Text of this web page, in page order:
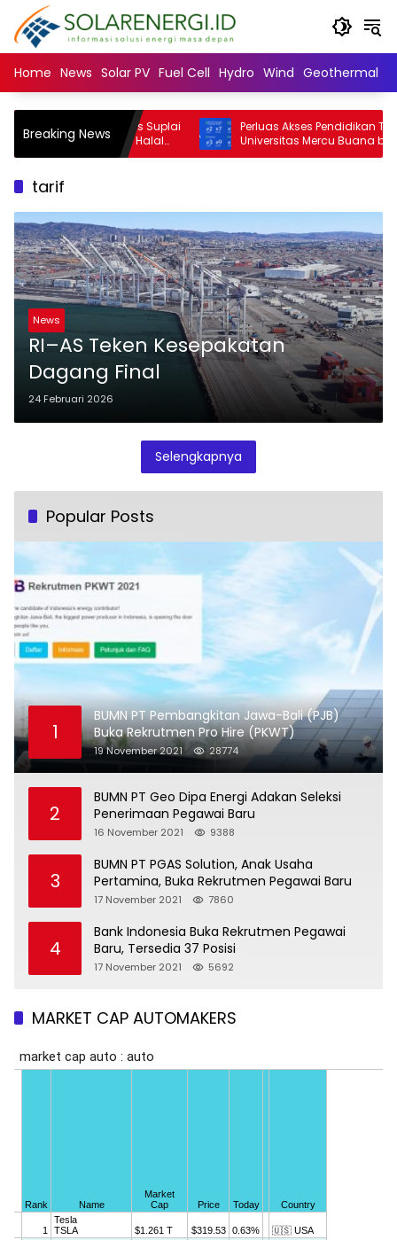
Langsung
konten
Home News Solar PV Fuel Cell Hydro Wind Geothermal
Breaking News
Mayoritas Suplai
dan Minuman Halal
Muslim Minoritas
Perluas Akses Pendidikan Tinggi,
Universitas Mercu Buana buka
SNBT 2026
tarif
News
RI–AS Teken Kesepakatan
Dagang Final
24 Februari 2026
Selengkapnya
Popular Posts
1
BUMN PT Pembangkitan Jawa-Bali (PJB)
Buka Rekrutmen Pro Hire (PKWT)
19 November 2021 28774
2
BUMN PT Geo Dipa Energi Adakan Seleksi
Penerimaan Pegawai Baru
16 November 2021 9388
3
BUMN PT PGAS Solution, Anak Usaha
Pertamina, Buka Rekrutmen Pegawai Baru
17 November 2021 7860
4
Bank Indonesia Buka Rekrutmen Pegawai
Baru, Tersedia 37 Posisi
17 November 2021 5692
MARKET CAP AUTOMAKERS